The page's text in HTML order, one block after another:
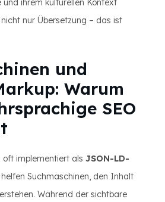
ihrem kulturellen Kontext
nur Übersetzung – das ist
und
Warum
SEO
implementiert als JSON-LD-
helfen Suchmaschinen, den Inhalt
Während der sichtbare